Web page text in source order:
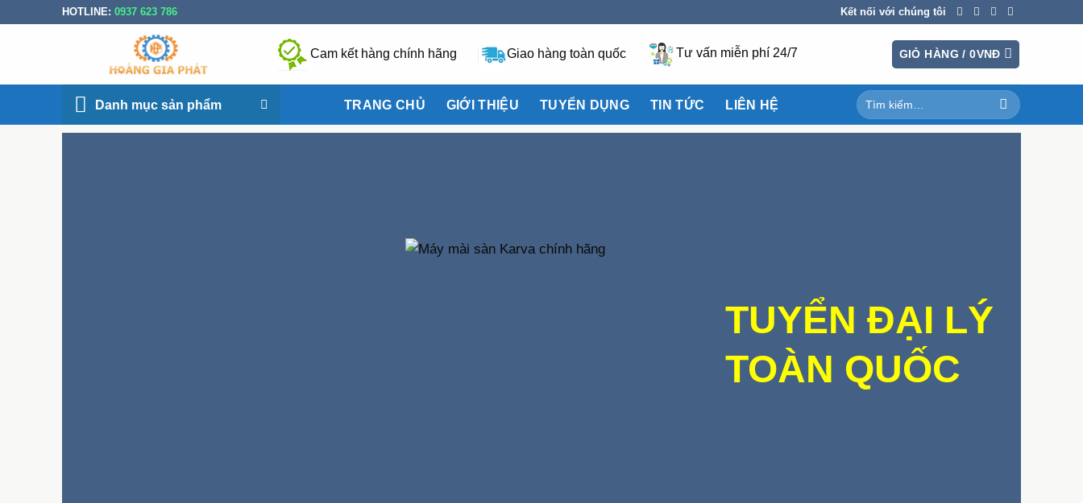
HOTLINE: 0937 623 786 Kết nối với chúng tôi
Cam kết hàng chính hãng Giao hàng toàn quốc Tư vấn miễn phí 24/7 GIỎ HÀNG /0VNĐ
Danh mục sản phẩm TRANG CHỦ GIỚI THIỆU TUYỂN DỤNG TIN TỨC LIÊN HỆ
Tìm
kiếm:
TUYỂN ĐẠI LÝ
TOÀN QUỐC